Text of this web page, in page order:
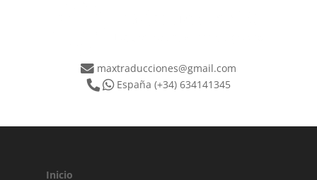
maxtraducciones@gmail.com
España (+34) 634141345
Inicio